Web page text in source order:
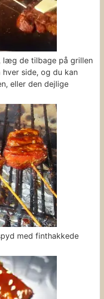
læg de tilbage på grillen
side, og du kan
eller den dejlige
med finthakkede